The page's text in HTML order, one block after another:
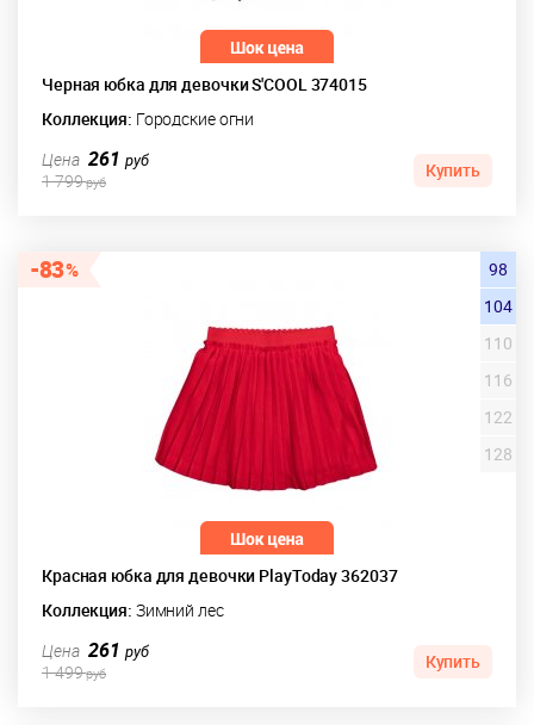
Черная юбка для девочки S'COOL 374015
Коллекция: Городские огни
Цена 261руб
1 799руб
Купить
83
Красная юбка для девочки PlayToday 362037
Коллекция: Зимний лес
98
104
110
116
122
128
Цена 261руб
1 499руб
Купить